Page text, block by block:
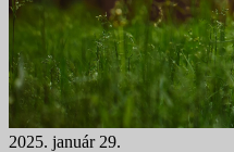
2025. január 29.